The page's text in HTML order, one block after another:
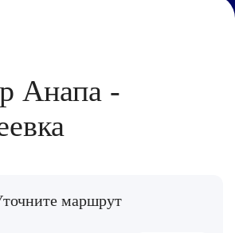
Анапа -
маршрут